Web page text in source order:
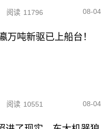
阅读 11796 08-04
万吨新驱已上船台！
阅读 10551 08-04